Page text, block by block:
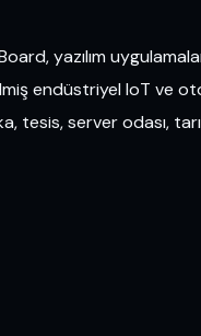
yazılım
endüstriyel IoT ve
tesis, server odası,